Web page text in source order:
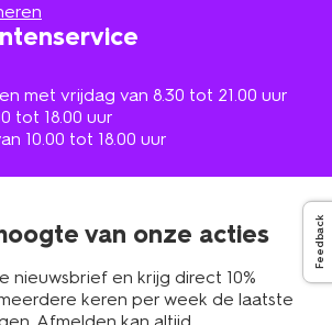
Feedback
met vrijdag van 8.30 tot 21.00 uur
tot 18.00 uur
10.00 tot 18.00 uur
van onze acties
nieuwsbrief en krijg direct 10%
keren per week de laatste